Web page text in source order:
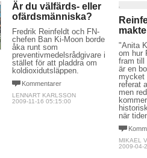
Är du välfärds- eller
ofärdsmänniska?
Fredrik Reinfeldt och FN-
chefen Ban Ki-Moon borde
åka runt som
preventivmedelsrådgivare i
stället för att pladdra om
koldioxidutsläppen.
Kommentarer
LENNART KARLSSON
2009-11-16 05:15:00
"Anita
om hur
fram till
är en
mycket
referat
men
när
MIKAEL
2009-04-